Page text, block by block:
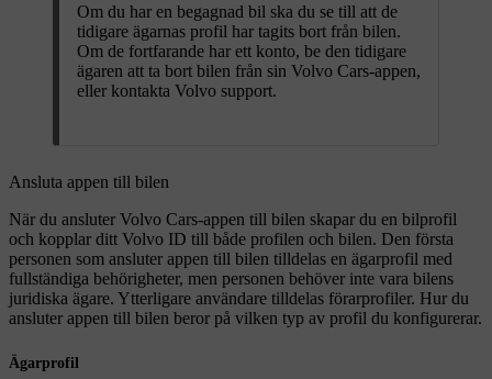
Om du har en begagnad bil ska du se till att de
tidigare ägarnas profil har tagits bort från bilen.
Om de fortfarande har ett konto, be den tidigare
ägaren att ta bort bilen från sin Volvo Cars-appen,
eller kontakta Volvo support.
Ansluta appen till bilen
När du ansluter Volvo Cars-appen till bilen skapar du en bilprofil
och kopplar ditt Volvo ID till både profilen och bilen. Den första
personen som ansluter appen till bilen tilldelas en ägarprofil med
fullständiga behörigheter, men personen behöver inte vara bilens
juridiska ägare. Ytterligare användare tilldelas förarprofiler. Hur du
ansluter appen till bilen beror på vilken typ av profil du konfigurerar.
Ägarprofil